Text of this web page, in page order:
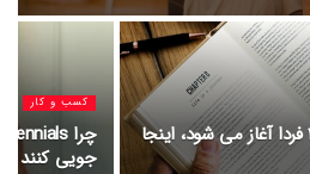
طوفان قهرمانان جهانی ۲۰۲۲ فردا آغاز می شود، اینجا
کسب و کار
جویی کنند